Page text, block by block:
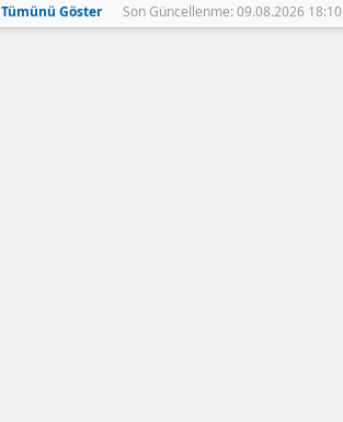
Tümünü Göster Son Güncellenme: 09.08.2026 18:10